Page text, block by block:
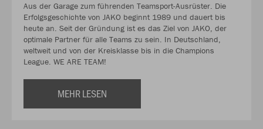
Aus der Garage zum führenden Teamsport-Ausrüster. Die
Erfolgsgeschichte von JAKO beginnt 1989 und dauert bis
heute an. Seit der Gründung ist es das Ziel von JAKO, der
optimale Partner für alle Teams zu sein. In Deutschland,
weltweit und von der Kreisklasse bis in die Champions
League. WE ARE TEAM!
MEHR LESEN